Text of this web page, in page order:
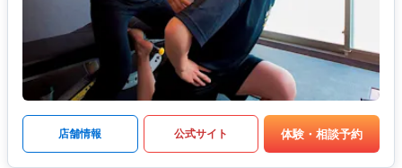
店舗情報 公式サイト 体験・相談予約